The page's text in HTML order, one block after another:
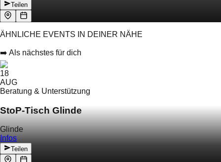
Teilen
ÄHNLICHE EVENTS IN DEINER NÄHE
➡️ Als nächstes für dich
18
AUG
Beratung & Unterstützung
StoP-Tisch Glinde
Glinde
Infos
Teilen